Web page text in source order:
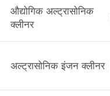
औद्योगिक अल्ट्रासोनिक
क्लीनर
अल्ट्रासोनिक इंजन क्लीनर